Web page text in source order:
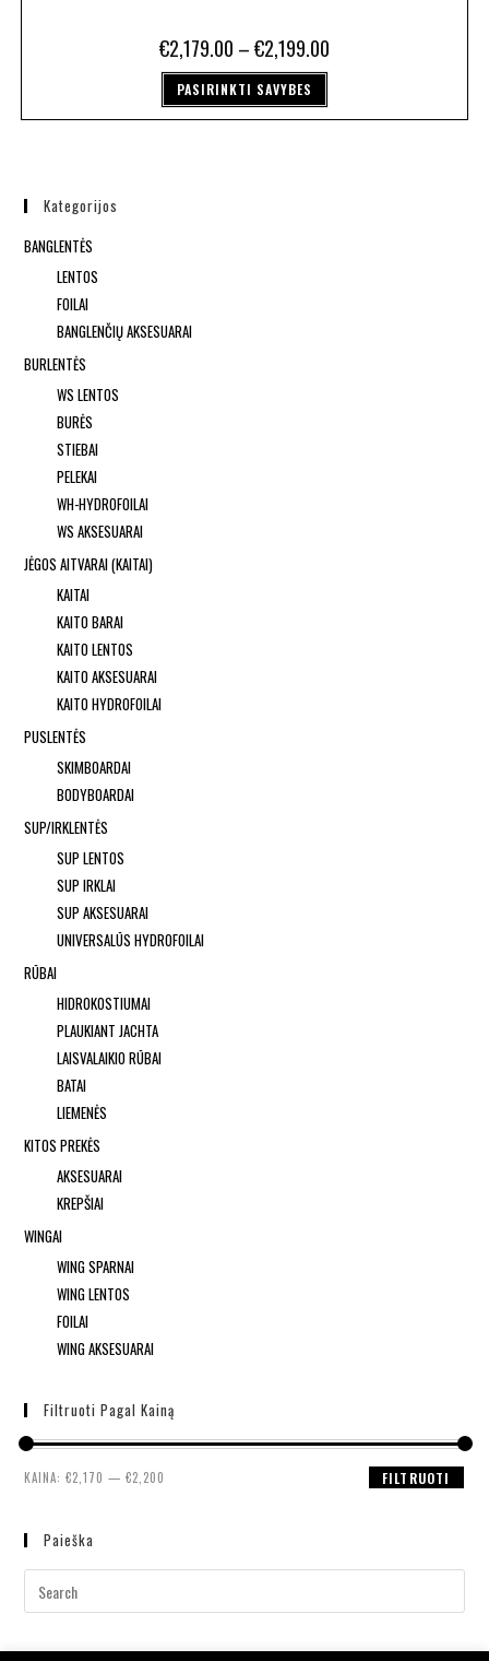
€2,179.00 –€2,199.00
PASIRINKTI SAVYBES
Kategorijos
BANGLENTĖS
LENTOS
FOILAI
BANGLENČIŲ AKSESUARAI
BURLENTĖS
WS LENTOS
BURĖS
STIEBAI
PELEKAI
WH-HYDROFOILAI
WS AKSESUARAI
JĖGOS AITVARAI (KAITAI)
KAITAI
KAITO BARAI
KAITO LENTOS
KAITO AKSESUARAI
KAITO HYDROFOILAI
PUSLENTĖS
SKIMBOARDAI
BODYBOARDAI
SUP/IRKLENTĖS
SUP LENTOS
SUP IRKLAI
SUP AKSESUARAI
UNIVERSALŪS HYDROFOILAI
RŪBAI
HIDROKOSTIUMAI
PLAUKIANT JACHTA
LAISVALAIKIO RŪBAI
BATAI
LIEMENĖS
KITOS PREKĖS
AKSESUARAI
KREPŠIAI
WINGAI
WING SPARNAI
WING LENTOS
FOILAI
WING AKSESUARAI
Filtruoti Pagal Kainą
FILTRUOTI
KAINA:€2,170 —€2,200
Paieška